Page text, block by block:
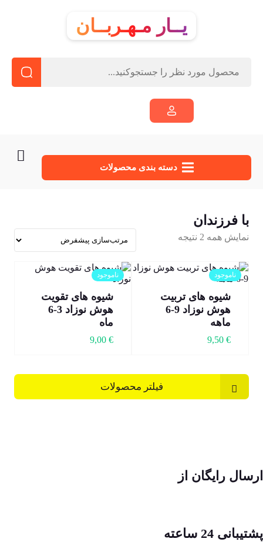
یــار مـهـربــان
دسته‌ بندی محصولات
با فرزندان
نمایش همه 2 نتیجه
ناموجود
شیوه های تربیت
هوش نوزاد 9-6
ماهه
9,50 €
ناموجود
شیوه های تقویت
هوش نوزاد 3-6
ماه
9,00€
فیلتر محصولات
ارسال رایگان از
پشتیبانی 24 ساعته